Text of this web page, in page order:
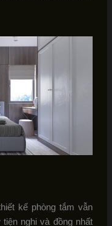
kế phòng tắm vẫn
nghi và đồng nhất